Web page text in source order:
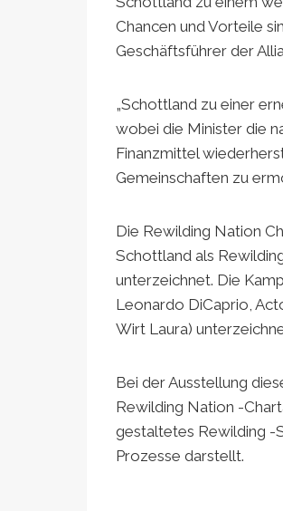
Chancen und Vorteile
Geschäftsführer der
„Schottland zu einer
wobei die Minister die
Finanzmittel
Gemeinschaften zu
Die Rewilding Nation
Schottland als
unterzeichnet. Die
Leonardo DiCaprio,
Wirt Laura)
Bei der Ausstellung
Rewilding Nation -
gestaltetes Rewilding -
Prozesse darstellt.